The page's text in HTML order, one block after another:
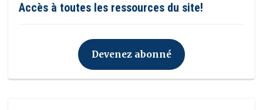
Accès à toutes les ressources du site!
Devenez abonné